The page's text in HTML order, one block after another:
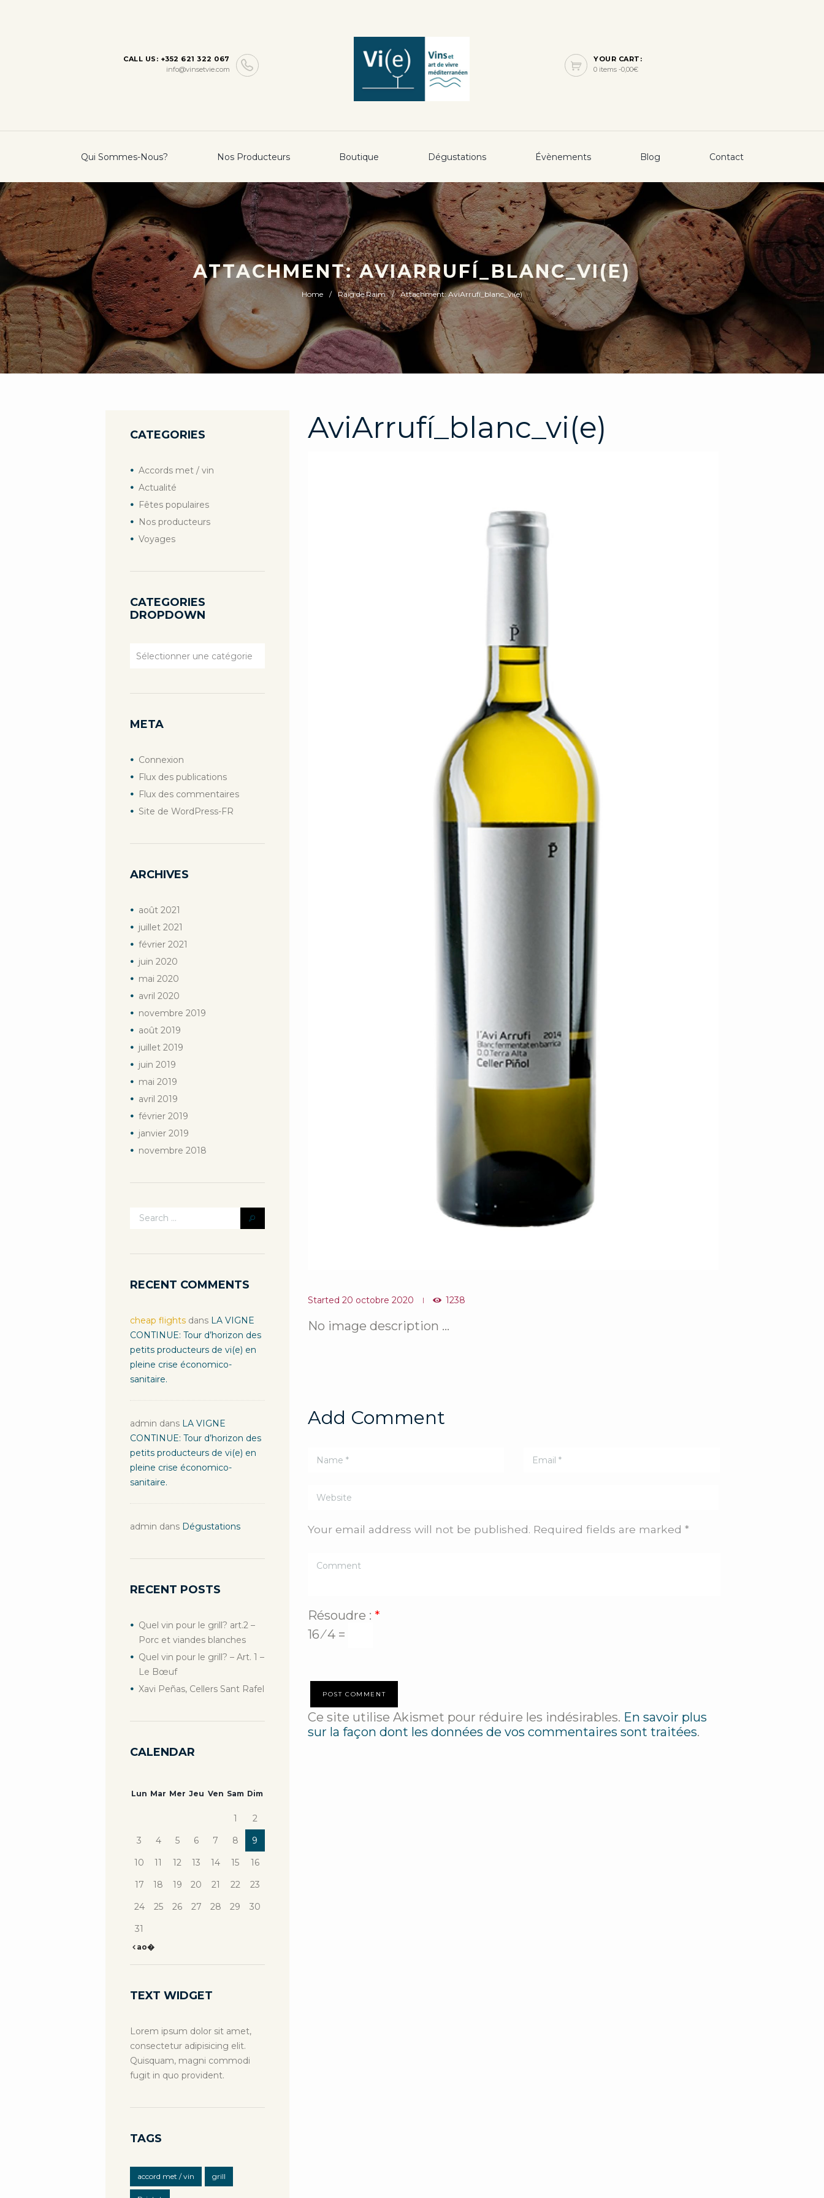
CALL US: +352 621 322 067
info@vinsetvie.com
YOUR CART:
0 items -0,00€
Qui Sommes-Nous? Nos Producteurs Boutique Dégustations Évènements Blog Contact
ATTACHMENT: AVIARRUFÍ_BLANC_VI(E)
Home Raig de Raim Attachment: AviArrufí_blanc_vi(e)
AviArrufí_blanc_vi(e)
Piñol_vignoble_vi(e)
Started 20 octobre 2020 1238
No image description ...
Add Comment
Your email address will not be published. Required fields are marked *
Résoudre : *
16 ⁄ 4 =
Ce site utilise Akismet pour réduire les indésirables. En savoir plus
sur la façon dont les données de vos commentaires sont traitées.
CATEGORIES
Accords met / vin
Actualité
Fêtes populaires
Nos producteurs
Voyages
CATEGORIES
DROPDOWN
Categories
META
Connexion
Flux des publications
Flux des commentaires
Site de WordPress-FR
ARCHIVES
août 2021
juillet 2021
février 2021
juin 2020
mai 2020
avril 2020
novembre 2019
août 2019
juillet 2019
juin 2019
mai 2019
avril 2019
février 2019
janvier 2019
novembre 2018
RECENT COMMENTS
cheap flightsdans LA VIGNE
CONTINUE: Tour d’horizon des
petits producteurs de vi(e) en
pleine crise économico-
sanitaire.
admin dans LA VIGNE
CONTINUE: Tour d’horizon des
petits producteurs de vi(e) en
pleine crise économico-
sanitaire.
admin dans Dégustations
RECENT POSTS
Quel vin pour le grill? art.2 –
Porc et viandes blanches
Quel vin pour le grill? – Art. 1 –
Le Bœuf
Xavi Peñas, Cellers Sant Rafel
CALENDAR
Lun Mar Mer Jeu Ven Sam Dim
1
2
3
4 5 6 7 8
9
10
11 12 13 14 15
16
17
18 19 20 21 22
23
24
25 26 27 28 29
30
31
ao�
TEXT WIDGET
Lorem ipsum dolor sit amet,
consectetur adipisicing elit.
Quisquam, magni commodi
fugit in quo provident.
TAGS
accord met / vin grill